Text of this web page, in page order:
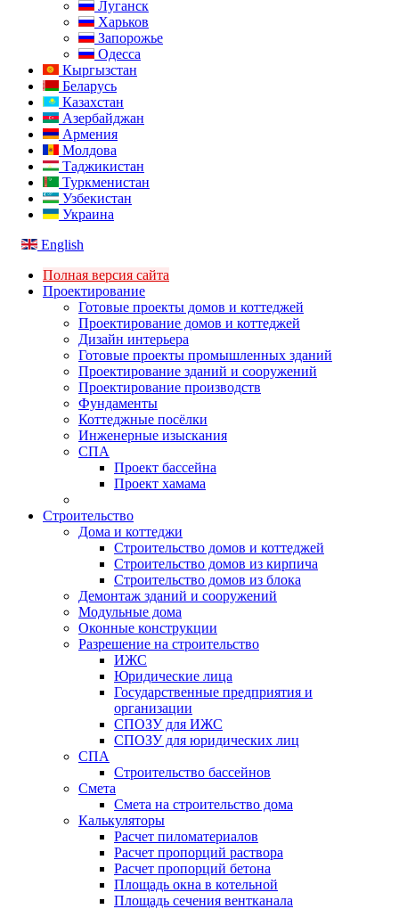
Луганск
Харьков
Запорожье
Одесса
Кыргызстан
Беларусь
Казахстан
Азербайджан
Армения
Молдова
Таджикистан
Туркменистан
Узбекистан
Украина
English
Полная версия сайта
Проектирование
Готовые проекты домов и коттеджей
Проектирование домов и коттеджей
Дизайн интерьера
Готовые проекты промышленных зданий
Проектирование зданий и сооружений
Проектирование производств
Фундаменты
Коттеджные посёлки
Инженерные изыскания
СПА
Проект бассейна
Проект хамама
Строительство
Дома и коттеджи
Строительство домов и коттеджей
Строительство домов из кирпича
Строительство домов из блока
Демонтаж зданий и сооружений
Модульные дома
Оконные конструкции
Разрешение на строительство
ИЖС
Юридические лица
Государственные предприятия и
организации
СПОЗУ для ИЖС
СПОЗУ для юридических лиц
СПА
Строительство бассейнов
Смета
Смета на строительство дома
Калькуляторы
Расчет пиломатериалов
Расчет пропорций раствора
Расчет пропорций бетона
Площадь окна в котельной
Площадь сечения вентканала